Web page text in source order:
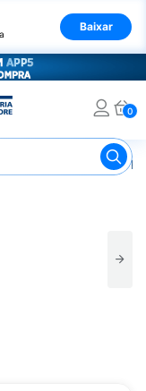
Baixar
0
Desodorante